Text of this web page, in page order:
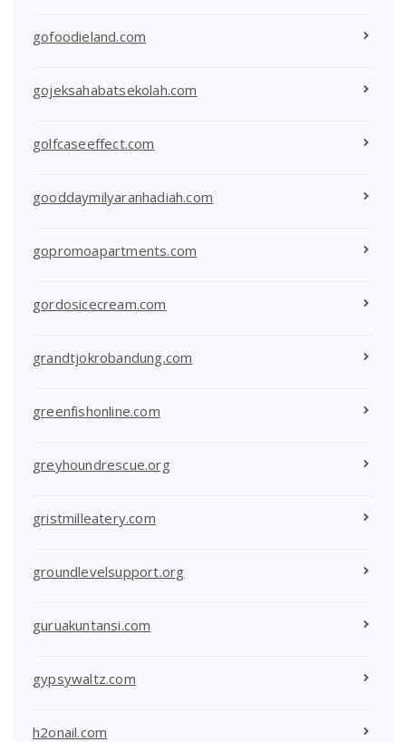
gofoodieland.com
gojeksahabatsekolah.com
golfcaseeffect.com
gooddaymilyaranhadiah.com
gopromoapartments.com
gordosicecream.com
grandtjokrobandung.com
greenfishonline.com
greyhoundrescue.org
gristmilleatery.com
groundlevelsupport.org
guruakuntansi.com
gypsywaltz.com
h2onail.com